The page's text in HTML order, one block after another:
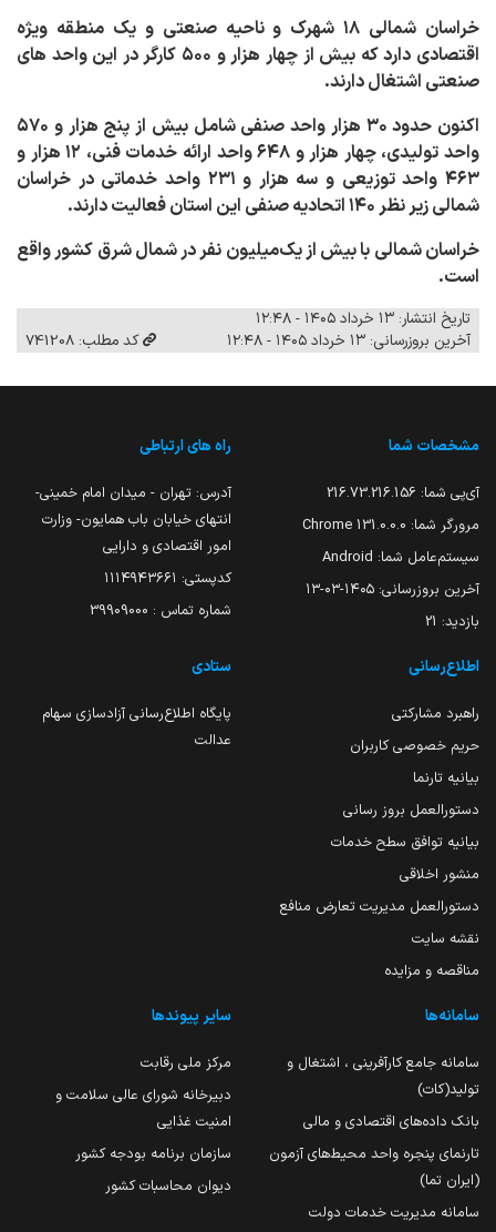
خراسان شمالی ۱۸ شهرک و ناحیه صنعتی و یک منطقه ویژه
اقتصادی دارد که بیش از چهار هزار و ۵۰۰ کارگر در این واحد های
صنعتی اشتغال دارند.
اکنون حدود ۳۰ هزار واحد صنفی شامل بیش از پنج هزار و ۵۷۰
واحد تولیدی، چهار هزار و ۶۴۸ واحد ارائه خدمات فنی، ۱۲ هزار و
۴۶۳ واحد توزیعی و سه هزار و ۲۳۱ واحد خدماتی در خراسان
شمالی زیر نظر ۱۴۰ اتحادیه صنفی این استان فعالیت دارند
.
خراسان شمالی با بیش از یک‌میلیون نفر در شمال شرق کشور واقع
است.
تاریخ انتشار: ۱۳ خرداد ۱۴۰۵ - ۱۲:۴۸
آخرین بروزرسانی: ۱۳ خرداد ۱۴۰۵ - ۱۲:۴۸
کد مطلب: 741208
مشخصات شما
آی‌پی شما: 216.73.216.156
مرورگر شما: 131.0.0.0 Chrome
سیستم‌عامل شما: Android
آخرین بروزرسانی: ۱۴۰۵-۰۳-۱۳
بازدید: 21
راه های ارتباطی
آدرس: تهران - میدان امام خمینی-
انتهای خیابان باب همایون- وزارت
امور اقتصادی و دارایی
کدپستی: ۱۱۱۴۹۴۳۶۶۱
شماره تماس : 39909000
اطلاع‌رسانی
راهبرد مشارکتی
حریم خصوصی کاربران
بیانیه تارنما
دستورالعمل بروز رسانی
بیانیه توافق سطح خدمات
منشور اخلاقی
دستورالعمل مدیریت تعارض منافع
نقشه سایت
مناقصه و مزایده
ستادی
پایگاه اطلاع‌رسانی آزادسازی سهام
عدالت
سامانه‌ها
سامانه جامع کارآفرینی ، اشتغال و
تولید(کات)
بانک داده‌های اقتصادی و مالی
تارنمای پنجره واحد محیط‌های آزمون
(ایران تما)
سامانه مدیریت خدمات دولت
سایر پیوندها
مرکز ملی رقابت
دبیرخانه شورای عالی سلامت و
امنیت غذایی
سازمان برنامه بودجه کشور
دیوان محاسبات کشور